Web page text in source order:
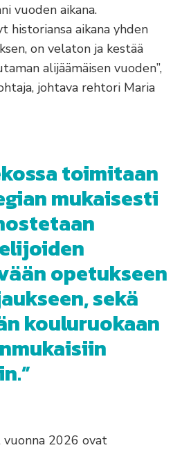
vuoden aikana.
historiansa aikana yhden
on velaton ja kestää
alijäämäisen vuoden”,
johtava rehtori Maria
toimitaan
mukaisesti
opetukseen
sekä
kouluruokaan
2026 ovat